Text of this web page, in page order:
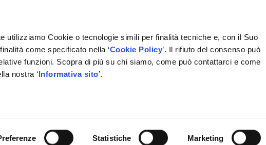
utilizziamo Cookie o tecnologie simili per finalità tecniche e, con il Suo
come specificato nella ‘Cookie Policy’. Il rifiuto del consenso può
funzioni. Scopra di più su chi siamo, come può contattarci e come
nostra ‘Informativa sito’.
Statistiche Marketing